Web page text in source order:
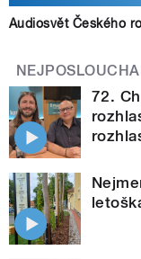
Audiosvět Českého
72.